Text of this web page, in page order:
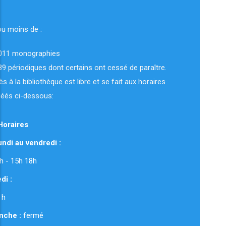
moins de :
monographies
périodiques dont certains ont cessé de paraître.
à la bibliothèque est libre et se fait aux horaires
ci-dessous:
au vendredi :
12h - 15h 18h
:
: fermé